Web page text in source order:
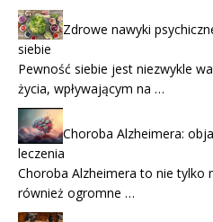
Zdrowe nawyki
siebie
Pewność siebie jest niezwykle
życia, wpływającym na …
Choroba Alzheimera:
leczenia
Choroba Alzheimera to nie tylko
również ogromne …